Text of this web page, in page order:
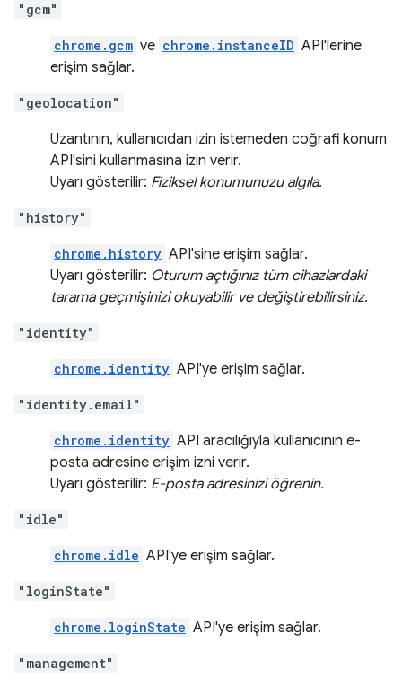
"gcm"
chrome.gcm ve chrome.instanceID API'lerine
erişim sağlar.
"geolocation"
Uzantının, kullanıcıdan izin istemeden coğrafi konum
API'sini kullanmasına izin verir.
Uyarı gösterilir: Fiziksel konumunuzu algıla.
"history"
chrome.history API'sine erişim sağlar.
Uyarı gösterilir: Oturum açtığınız tüm cihazlardaki
tarama geçmişinizi okuyabilir ve değiştirebilirsiniz.
"identity"
chrome.identity API'ye erişim sağlar.
"identity.email"
chrome.identity API aracılığıyla kullanıcının e-
posta adresine erişim izni verir.
Uyarı gösterilir: E-posta adresinizi öğrenin.
"idle"
chrome.idle API'ye erişim sağlar.
"loginState"
chrome.loginState API'ye erişim sağlar.
"management"